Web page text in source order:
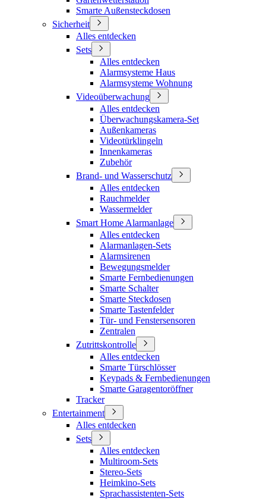
Smarte Außensteckdosen
Sicherheit
Alles entdecken
Sets
Alles entdecken
Alarmsysteme Haus
Alarmsysteme Wohnung
Videoüberwachung
Alles entdecken
Überwachungskamera-Set
Außenkameras
Videotürklingeln
Innenkameras
Zubehör
Brand- und Wasserschutz
Alles entdecken
Rauchmelder
Wassermelder
Smart Home Alarmanlage
Alles entdecken
Alarmanlagen-Sets
Alarmsirenen
Bewegungsmelder
Smarte Fernbedienungen
Smarte Schalter
Smarte Steckdosen
Smarte Tastenfelder
Tür- und Fenstersensoren
Zentralen
Zutrittskontrolle
Alles entdecken
Smarte Türschlösser
Keypads & Fernbedienungen
Smarte Garagentoröffner
Tracker
Entertainment
Alles entdecken
Sets
Alles entdecken
Multiroom-Sets
Stereo-Sets
Heimkino-Sets
Sprachassistenten-Sets